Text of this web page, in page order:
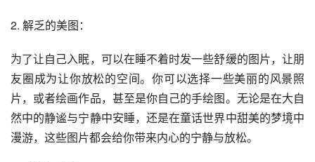
2. 解乏的美图：
为了让自己入眠，可以在睡不着时发一些舒缓的图片，让朋
友圈成为让你放松的空间。你可以选择一些美丽的风景照
片，或者绘画作品，甚至是你自己的手绘图。无论是在大自
然中的静谧与宁静中安睡，还是在童话世界中甜美的梦境中
漫游，这些图片都会给你带来内心的宁静与放松。